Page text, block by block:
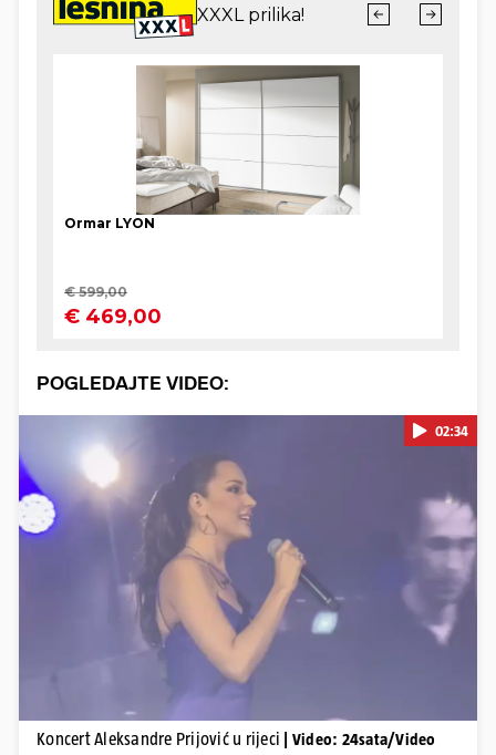
POGLEDAJTE VIDEO:
Pokretanje videa...
02:34
Koncert Aleksandre Prijović u rijeci | Video: 24sata/Video